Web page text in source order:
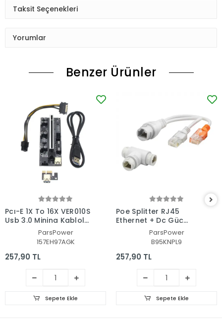
Taksit Seçenekleri
Yorumlar
Benzer Ürünler
Pcı-E 1X To 16X VER010S
Usb 3.0 Mining Kablolu
Riser DGRTKN_096
ParsPower
157EH97AGK
257,90 TL
Sepete Ekle
Poe Splitter RJ45
Ethernet + Dc Güç
Ayırıcı Ip Kamera ve
Ağ Cihazları Için T
ParsPower
B95KNPL9
257,90 TL
Sepete Ekle